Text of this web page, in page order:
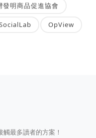
發明商品促進協會
OpView
最多讀者的方案！